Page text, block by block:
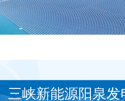
三峡新能源阳泉发